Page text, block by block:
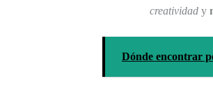
creatividad y
Dónde encontrar